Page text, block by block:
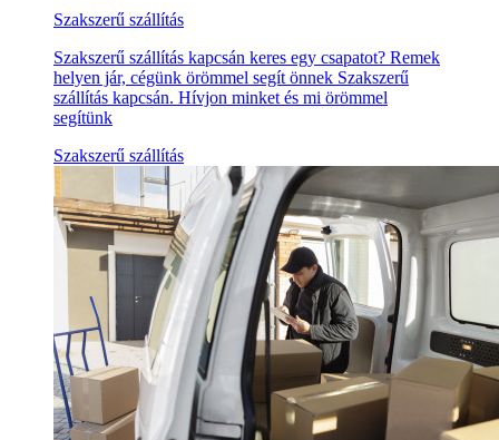
Szakszerű szállítás
Szakszerű szállítás kapcsán keres egy csapatot? Remek
helyen jár, cégünk örömmel segít önnek Szakszerű
szállítás kapcsán. Hívjon minket és mi örömmel
segítünk
Szakszerű szállítás